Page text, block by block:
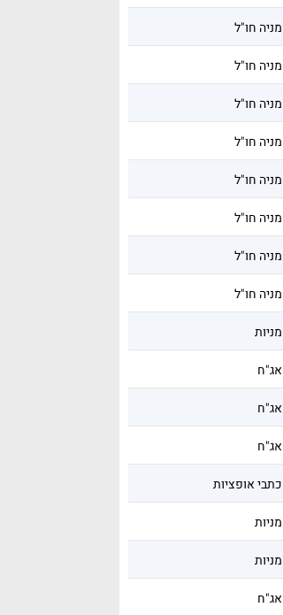
מניה חו"ל
מניה חו"ל
מניה חו"ל
מניה חו"ל
מניה חו"ל
מניה חו"ל
מניה חו"ל
מניה חו"ל
מניות
אג"ח
אג"ח
אג"ח
כתבי אופציות
מניות
מניות
אג"ח